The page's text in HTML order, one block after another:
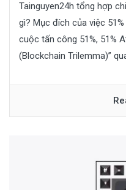
Tainguyen24h tổng hợp
gì? Mục đích của việc
cuộc tấn công 51%, 51%
(Blockchain Trilemma)”